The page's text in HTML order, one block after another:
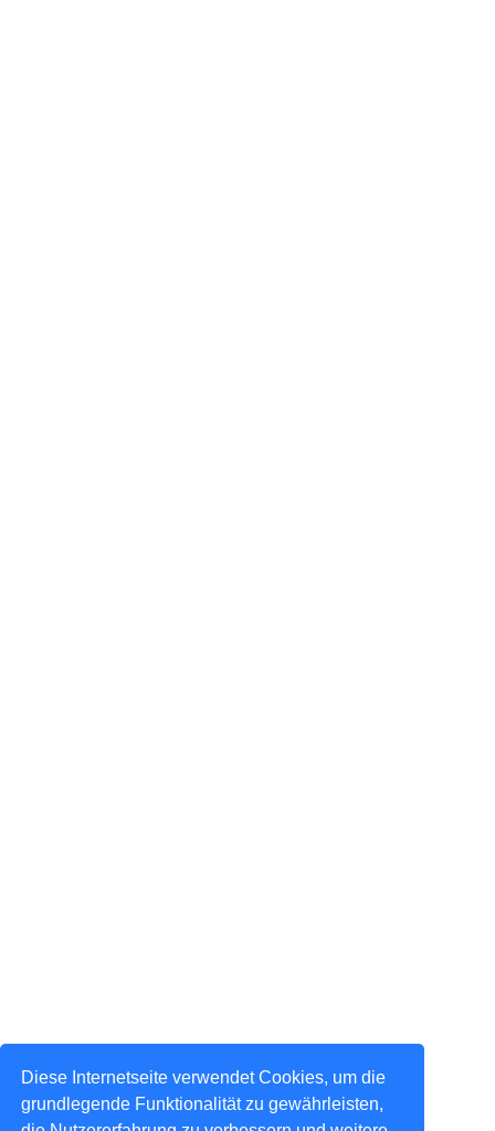
Diese Internetseite verwendet Cookies, um die
grundlegende Funktionalität zu gewährleisten,